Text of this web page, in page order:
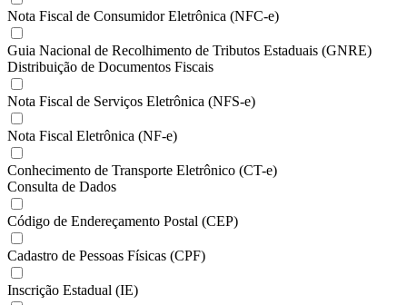
Nota Fiscal de Consumidor Eletrônica (NFC-e)
Guia Nacional de Recolhimento de Tributos Estaduais (GNRE)
Distribuição de Documentos Fiscais
Nota Fiscal de Serviços Eletrônica (NFS-e)
Nota Fiscal Eletrônica (NF-e)
Conhecimento de Transporte Eletrônico (CT-e)
Consulta de Dados
Código de Endereçamento Postal (CEP)
Cadastro de Pessoas Físicas (CPF)
Inscrição Estadual (IE)